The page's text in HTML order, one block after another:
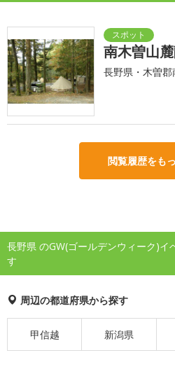
南木曽山
長野県・木曽
閲覧履歴をも
長野県 のGW(ゴールデンウィーク)イ
す
周辺の都道府県から探す
甲信越 新潟県